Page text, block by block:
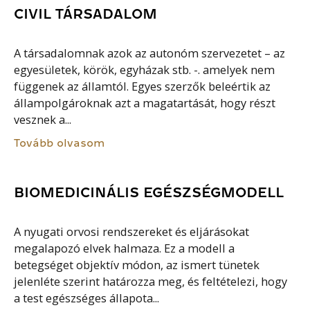
CIVIL TÁRSADALOM
A társadalomnak azok az autonóm szervezetet – az
egyesületek, körök, egyházak stb. -. amelyek nem
függenek az államtól. Egyes szerzők beleértik az
állampolgároknak azt a magatartását, hogy részt
vesznek a...
Tovább olvasom
BIOMEDICINÁLIS EGÉSZSÉGMODELL
A nyugati orvosi rendszereket és eljárásokat
megalapozó elvek halmaza. Ez a modell a
betegséget objektív módon, az ismert tünetek
jelenléte szerint határozza meg, és feltételezi, hogy
a test egészséges állapota...